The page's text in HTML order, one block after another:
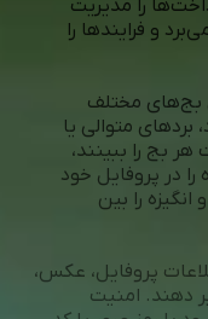
را مدیریت
و فرایندها را
بج‌های مختلف
متوالی یا
بج را ببینند،
در پروفایل خود
را بین
پروفایل، عکس،
دهند. امنیت